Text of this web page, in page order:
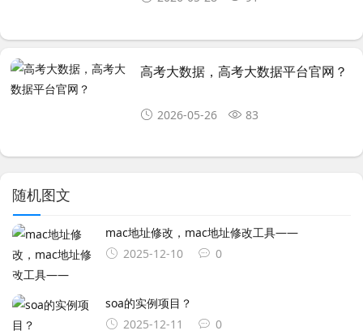
高考大数据，高考大数据平台官网？
2026-05-26 83
随机图文
mac地址修改，mac地址修改工具——
2025-12-10
0
soa的实例项目？
2025-12-11
0